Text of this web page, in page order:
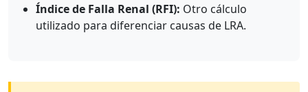
Índice de Falla Renal (RFI): Otro cálculo
utilizado para diferenciar causas de LRA.